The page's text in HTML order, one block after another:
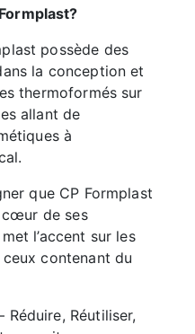
possède des
la conception et
thermoformés sur
allant de
à
que CP Formplast
de ses
l’accent sur les
contenant du
Réutiliser,